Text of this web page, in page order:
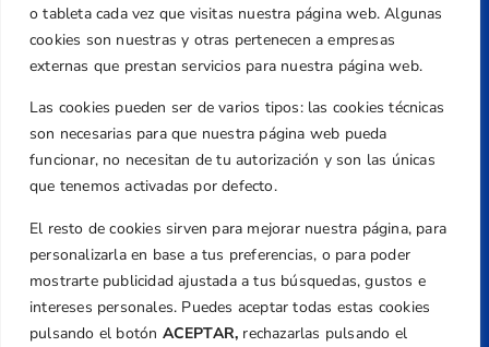
o tableta cada vez que visitas nuestra página web. Algunas
cookies son nuestras y otras pertenecen a empresas
externas que prestan servicios para nuestra página web.
Las cookies pueden ser de varios tipos: las cookies técnicas
son necesarias para que nuestra página web pueda
funcionar, no necesitan de tu autorización y son las únicas
que tenemos activadas por defecto.
El resto de cookies sirven para mejorar nuestra página, para
personalizarla en base a tus preferencias, o para poder
mostrarte publicidad ajustada a tus búsquedas, gustos e
intereses personales. Puedes aceptar todas estas cookies
pulsando el botón ACEPTAR, rechazarlas pulsando el
Centre de L´Esport, Carrer d'Isaac Peral i
Caballero, Nº 5, Despachos 2 y 3, 46980,
Valencia
+34 961 367 799
Email
federacion@golfcv.com
Aviso Legal
Política de Privacidad
Transparencia
Normativa